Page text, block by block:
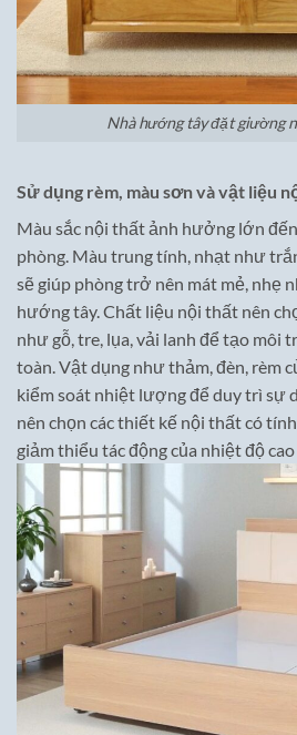
Nhà hướng tây đặt giường
Sử dụng rèm, màu sơn và vật liệu
Màu sắc nội thất ảnh hưởng lớn
phòng. Màu trung tính, nhạt như
sẽ giúp phòng trở nên mát mẻ, nhẹ
hướng tây. Chất liệu nội thất nên
như gỗ, tre, lụa, vải lanh để tạo môi
toàn. Vật dụng như thảm, đèn, rèm
kiểm soát nhiệt lượng để duy trì sự
nên chọn các thiết kế nội thất có
giảm thiểu tác động của nhiệt độ